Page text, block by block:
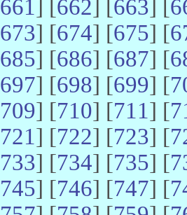
661] [662] [663] [
673] [674] [675] [
685] [686] [687] [
697] [698] [699] [
709] [710] [711] [
721] [722] [723] [
733] [734] [735] [
745] [746] [747] [